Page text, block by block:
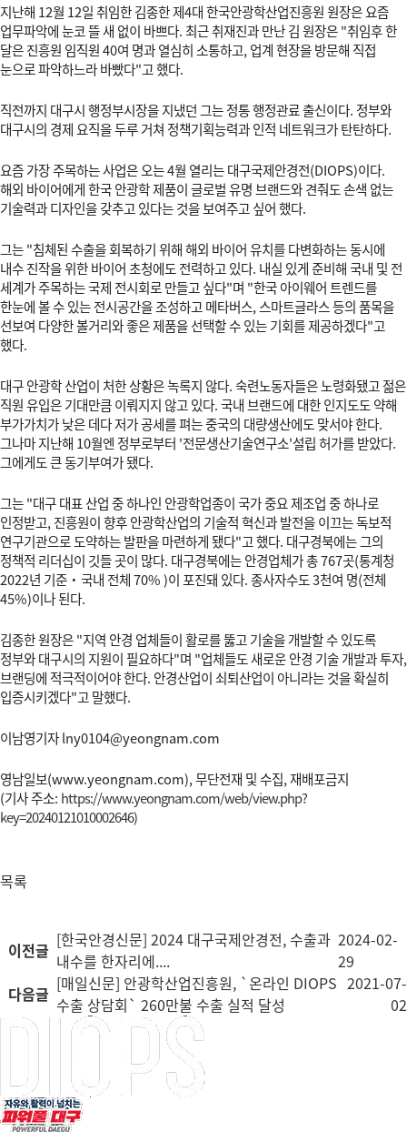
지난해 12월 12일 취임한 김종한 제4대 한국안광학산업진흥원 원장은 요즘
업무파악에 눈코 뜰 새 없이 바쁘다. 최근 취재진과 만난 김 원장은 "취임후 한
달은 진흥원 임직원 40여 명과 열심히 소통하고, 업계 현장을 방문해 직접
눈으로 파악하느라 바빴다"고 했다.
직전까지 대구시 행정부시장을 지냈던 그는 정통 행정관료 출신이다. 정부와
대구시의 경제 요직을 두루 거쳐 정책기획능력과 인적 네트워크가 탄탄하다.
요즘 가장 주목하는 사업은 오는 4월 열리는 대구국제안경전(DIOPS)이다.
해외 바이어에게 한국 안광학 제품이 글로벌 유명 브랜드와 견줘도 손색 없는
기술력과 디자인을 갖추고 있다는 것을 보여주고 싶어 했다.
그는 "침체된 수출을 회복하기 위해 해외 바이어 유치를 다변화하는 동시에
내수 진작을 위한 바이어 초청에도 전력하고 있다. 내실 있게 준비해 국내 및 전
세계가 주목하는 국제 전시회로 만들고 싶다"며 "한국 아이웨어 트렌드를
한눈에 볼 수 있는 전시공간을 조성하고 메타버스, 스마트글라스 등의 품목을
선보여 다양한 볼거리와 좋은 제품을 선택할 수 있는 기회를 제공하겠다"고
했다.
대구 안광학 산업이 처한 상황은 녹록지 않다. 숙련노동자들은 노령화됐고 젊은
직원 유입은 기대만큼 이뤄지지 않고 있다. 국내 브랜드에 대한 인지도도 약해
부가가치가 낮은 데다 저가 공세를 펴는 중국의 대량생산에도 맞서야 한다.
그나마 지난해 10월엔 정부로부터 '전문생산기술연구소'설립 허가를 받았다.
그에게도 큰 동기부여가 됐다.
그는 "대구 대표 산업 중 하나인 안광학업종이 국가 중요 제조업 중 하나로
인정받고, 진흥원이 향후 안광학산업의 기술적 혁신과 발전을 이끄는 독보적
연구기관으로 도약하는 발판을 마련하게 됐다"고 했다. 대구경북에는 그의
정책적 리더십이 깃들 곳이 많다. 대구경북에는 안경업체가 총 767곳(통계청
2022년 기준·국내 전체 70% )이 포진돼 있다. 종사자수도 3천여 명(전체
45%)이나 된다.
김종한 원장은 "지역 안경 업체들이 활로를 뚫고 기술을 개발할 수 있도록
정부와 대구시의 지원이 필요하다"며 "업체들도 새로운 안경 기술 개발과 투자,
브랜딩에 적극적이어야 한다. 안경산업이 쇠퇴산업이 아니라는 것을 확실히
입증시키겠다"고 말했다.
이남영기자 lny0104@yeongnam.com
영남일보(www.yeongnam.com),무단전재 및 수집, 재배포금지
(기사 주소: https://www.yeongnam.com/web/view.php?
key=20240121010002646)
목록
이전글 [한국안경신문] 2024 대구국제안경전, 수출과
내수를 한자리에....
2024-02-
29
다음글 [매일신문] 안광학산업진흥원, `온라인 DIOPS
수출 상담회` 260만불 수출 실적 달성
2021-07-
02